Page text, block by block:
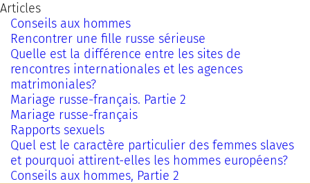
Articles
Conseils aux hommes
Rencontrer une fille russe sérieuse
Quelle est la différence entre les sites de
rencontres internationales et les agences
matrimoniales?
Mariage russe-français. Partie 2
Mariage russe-français
Rapports sexuels
Quel est le caractère particulier des femmes slaves
et pourquoi attirent-elles les hommes européens?
Conseils aux hommes, Partie 2